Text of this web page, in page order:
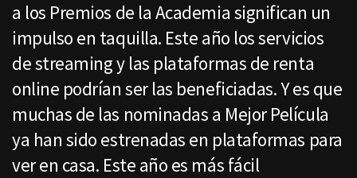
a los Premios de la Academia significan un
impulso en taquilla. Este año los servicios
de streaming y las plataformas de renta
online podrían ser las beneficiadas. Y es que
muchas de las nominadas a Mejor Película
ya han sido estrenadas en plataformas para
ver en casa. Este año es más fácil